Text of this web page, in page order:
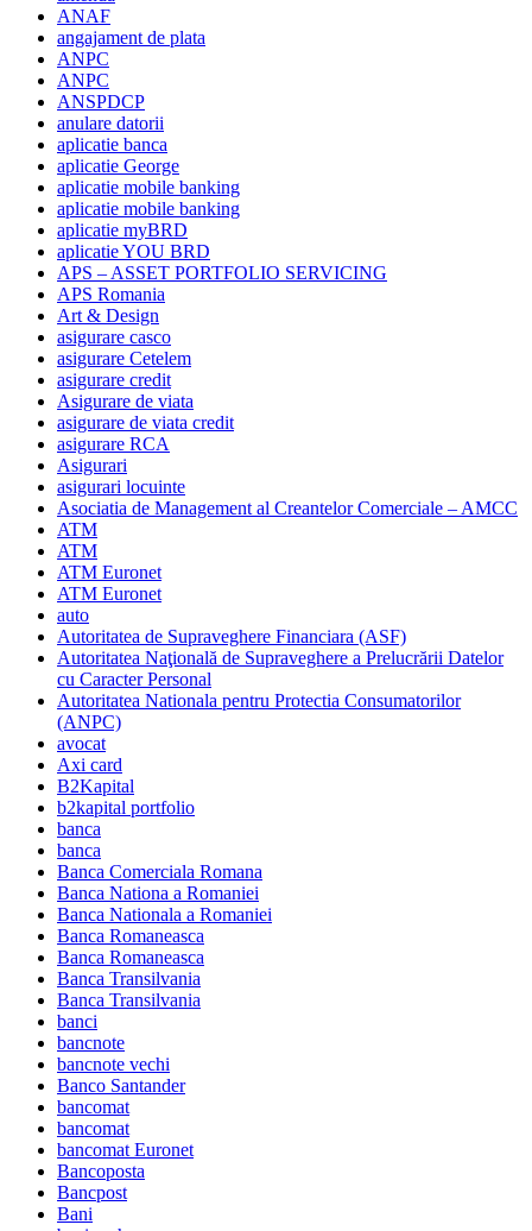
ANAF
angajament de plata
ANPC
ANPC
ANSPDCP
anulare datorii
aplicatie banca
aplicatie George
aplicatie mobile banking
aplicatie mobile banking
aplicatie myBRD
aplicatie YOU BRD
APS – ASSET PORTFOLIO SERVICING
APS Romania
Art & Design
asigurare casco
asigurare Cetelem
asigurare credit
Asigurare de viata
asigurare de viata credit
asigurare RCA
Asigurari
asigurari locuinte
Asociatia de Management al Creantelor Comerciale – AMCC
ATM
ATM
ATM Euronet
ATM Euronet
auto
Autoritatea de Supraveghere Financiara (ASF)
Autoritatea Naţională de Supraveghere a Prelucrării Datelor
cu Caracter Personal
Autoritatea Nationala pentru Protectia Consumatorilor
(ANPC)
avocat
Axi card
B2Kapital
b2kapital portfolio
banca
banca
Banca Comerciala Romana
Banca Nationa a Romaniei
Banca Nationala a Romaniei
Banca Romaneasca
Banca Romaneasca
Banca Transilvania
Banca Transilvania
banci
bancnote
bancnote vechi
Banco Santander
bancomat
bancomat
bancomat Euronet
Bancoposta
Bancpost
Bani